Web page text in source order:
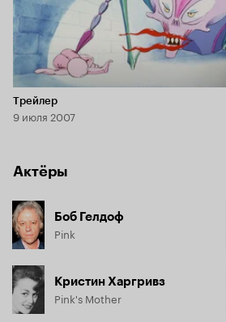
Длительность 2 мин
Трейлер
9 июля 2007
Актёры
Боб Гелдоф
Pink
Кристин Харгривз
Pink's Mother